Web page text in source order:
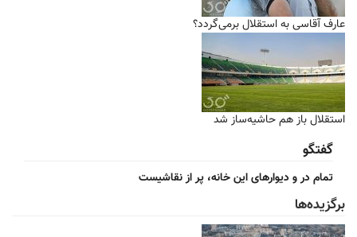
عارف آقاسی به استقلال برمی‌گردد؟
استقلال باز هم حاشیه‌ساز شد
گفتگو
تمام در و دیوارهای این خانه، پر از نقاشیست
برگزیده‌ها